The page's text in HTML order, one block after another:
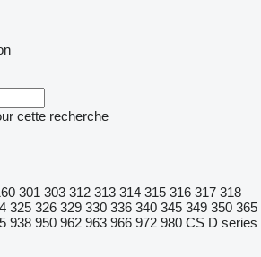
cette recherche
301 303 312 313 314 315 316 317 318
325 326 329 330 336 340 345 349 350 365
938 950 962 963 966 972 980 CS D series